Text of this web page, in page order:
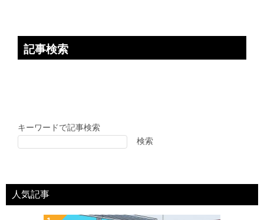
記事検索
キーワードで記事検索
検索
人気記事